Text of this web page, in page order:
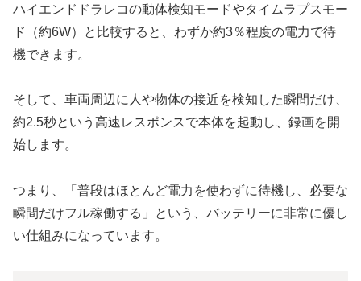
ハイエンドドラレコの動体検知モードやタイムラプスモー
ド（約6W）と比較すると、わずか約3％程度の電力で待
機できます。
そして、車両周辺に人や物体の接近を検知した瞬間だけ、
約2.5秒という高速レスポンスで本体を起動し、録画を開
始します。
つまり、「普段はほとんど電力を使わずに待機し、必要な
瞬間だけフル稼働する」という、バッテリーに非常に優し
い仕組みになっています。